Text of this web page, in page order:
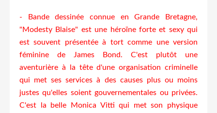
- Bande dessinée connue en Grande Bretagne,
"Modesty Blaise" est une héroïne forte et sexy qui
est souvent présentée à tort comme une version
féminine de James Bond. C'est plutôt une
aventurière à la tête d'une organisation criminelle
qui met ses services à des causes plus ou moins
justes qu'elles soient gouvernementales ou privées.
C'est la belle Monica Vitti qui met son physique